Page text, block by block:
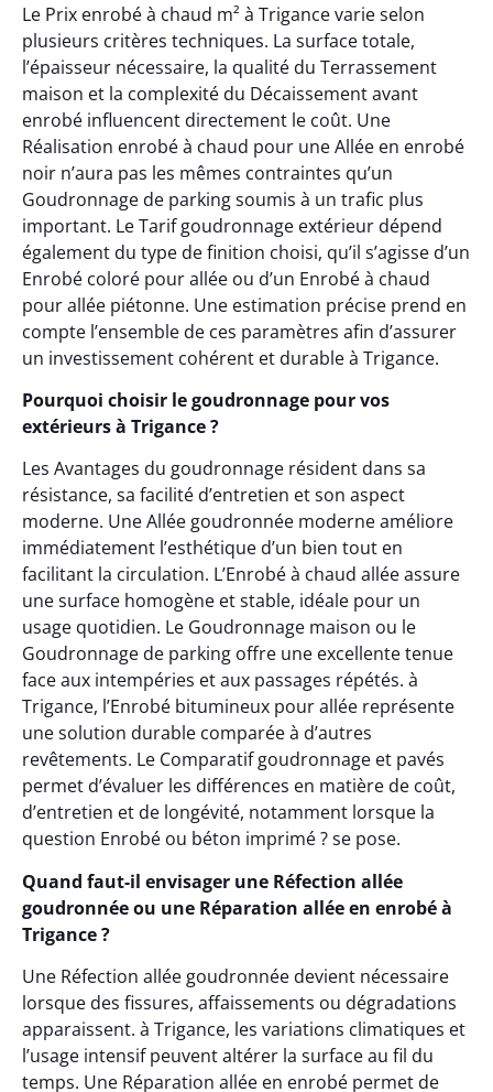
Le Prix enrobé à chaud m² à Trigance varie selon
plusieurs critères techniques. La surface totale,
l’épaisseur nécessaire, la qualité du Terrassement
maison et la complexité du Décaissement avant
enrobé influencent directement le coût. Une
Réalisation enrobé à chaud pour une Allée en enrobé
noir n’aura pas les mêmes contraintes qu’un
Goudronnage de parking soumis à un trafic plus
important. Le Tarif goudronnage extérieur dépend
également du type de finition choisi, qu’il s’agisse d’un
Enrobé coloré pour allée ou d’un Enrobé à chaud
pour allée piétonne. Une estimation précise prend en
compte l’ensemble de ces paramètres afin d’assurer
un investissement cohérent et durable à Trigance.
Pourquoi choisir le goudronnage pour vos
extérieurs à Trigance ?
Les Avantages du goudronnage résident dans sa
résistance, sa facilité d’entretien et son aspect
moderne. Une Allée goudronnée moderne améliore
immédiatement l’esthétique d’un bien tout en
facilitant la circulation. L’Enrobé à chaud allée assure
une surface homogène et stable, idéale pour un
usage quotidien. Le Goudronnage maison ou le
Goudronnage de parking offre une excellente tenue
face aux intempéries et aux passages répétés. à
Trigance, l’Enrobé bitumineux pour allée représente
une solution durable comparée à d’autres
revêtements. Le Comparatif goudronnage et pavés
permet d’évaluer les différences en matière de coût,
d’entretien et de longévité, notamment lorsque la
question Enrobé ou béton imprimé ? se pose.
Quand faut-il envisager une Réfection allée
goudronnée ou une Réparation allée en enrobé à
Trigance ?
Une Réfection allée goudronnée devient nécessaire
lorsque des fissures, affaissements ou dégradations
apparaissent. à Trigance, les variations climatiques et
l’usage intensif peuvent altérer la surface au fil du
temps. Une Réparation allée en enrobé permet de